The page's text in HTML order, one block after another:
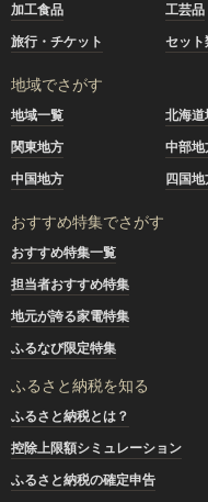
加工食品
工芸品
旅行・チケット
セット
地域でさがす
地域一覧 北海道
関東地方
中部地
中国地方
四国地
おすすめ特集でさがす
おすすめ特集一覧
担当者おすすめ特集
地元が誇る家電特集
ふるなび限定特集
ふるさと納税を知る
ふるさと納税とは？
控除上限額シミュレーション
ふるさと納税の確定申告